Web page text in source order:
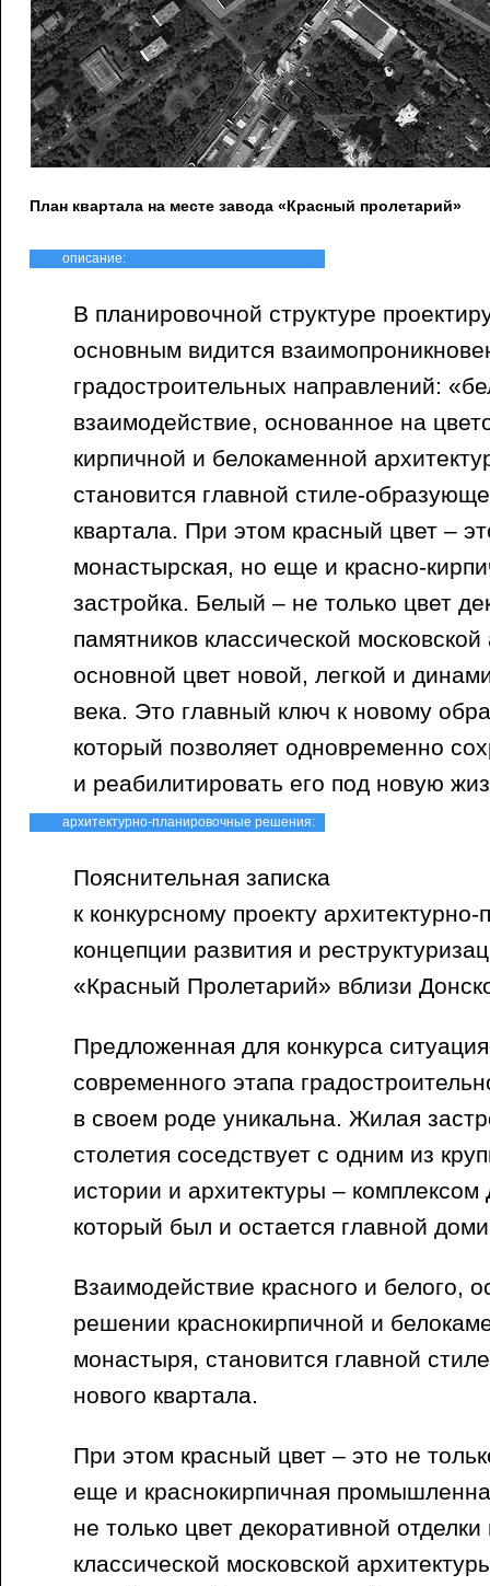
План квартала на месте завода «Красный пролетарий»
описание:
В планировочной структуре
основным видится
градостроительных направлений:
взаимодействие, основанное на
кирпичной и белокаменной
становится главной стиле-
квартала. При этом красный цвет –
монастырская, но еще и красно-
застройка. Белый – не только цвет
памятников классической
основной цвет новой, легкой и
века. Это главный ключ к новому
который позволяет одновременно
и реабилитировать его под новую
архитектурно-планировочные решения:
Пояснительная записка
к конкурсному проекту
концепции развития и
«Красный Пролетарий» вблизи
Предложенная для конкурса
современного этапа
в своем роде уникальна. Жилая
столетия соседствует с одним из
истории и архитектуры –
который был и остается главной
Взаимодействие красного и белого,
решении краснокирпичной и
монастыря, становится главной
нового квартала.
При этом красный цвет – это не
еще и краснокирпичная
не только цвет декоративной
классической московской